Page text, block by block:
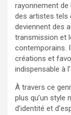
rayonnement de
des artistes tels
deviennent des
transmission et
contemporains.
créations et
indispensable à
À travers ce
plus qu’un style
d’identité et